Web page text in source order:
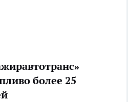
более 25